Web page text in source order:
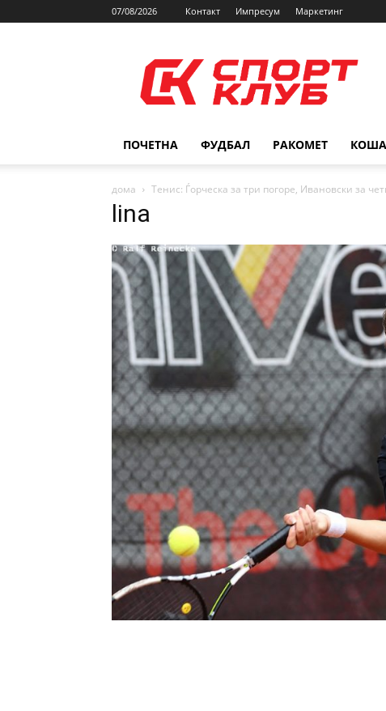
07/08/2026 Контакт Импресум Маркетинг
ПОЧЕТНА ФУДБАЛ РАКОМЕТ
дома Тенис: Ѓорческа за три погоре, Ивановски за
lina